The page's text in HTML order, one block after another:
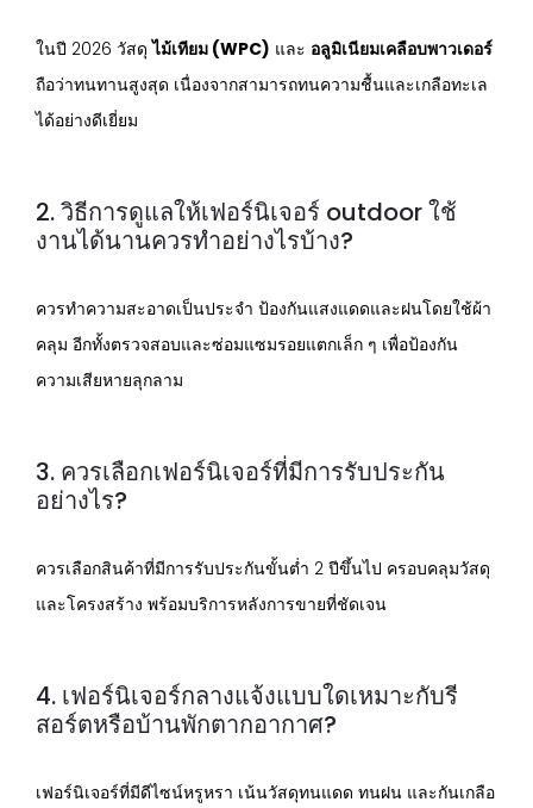
ในปี 2026 วัสดุไม้เทียม (WPC) และ อลูมิเนียมเคลือบพาวเดอร์
ถือว่าทนทานสูงสุด เนื่องจากสามารถทนความชื้นและเกลือทะเล
ได้อย่างดีเยี่ยม
2. วิธีการดูแลให้เฟอร์นิเจอร์ outdoor ใช้
งานได้นานควรทำอย่างไรบ้าง?
ควรทำความสะอาดเป็นประจำ ป้องกันแสงแดดและฝนโดยใช้ผ้า
คลุม อีกทั้งตรวจสอบและซ่อมแซมรอยแตกเล็ก ๆ เพื่อป้องกัน
ความเสียหายลุกลาม
3. ควรเลือกเฟอร์นิเจอร์ที่มีการรับประกัน
อย่างไร?
ควรเลือกสินค้าที่มีการรับประกันขั้นต่ำ 2 ปีขึ้นไป ครอบคลุมวัสดุ
และโครงสร้าง พร้อมบริการหลังการขายที่ชัดเจน
4. เฟอร์นิเจอร์กลางแจ้งแบบใดเหมาะกับรี
สอร์ตหรือบ้านพักตากอากาศ?
เฟอร์นิเจอร์ที่มีดีไซน์หรูหรา เน้นวัสดุทนแดด ทนฝน และกันเกลือ